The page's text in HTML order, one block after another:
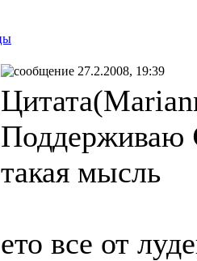
27.2.2008, 19:39
Поддерживаю
такая мысль
ето все от